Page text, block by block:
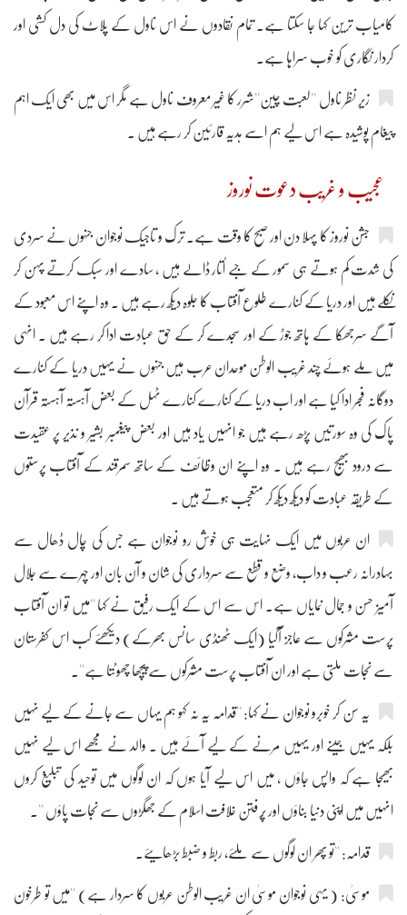
کامیاب ترین کہا جا سکتا ہے۔ تمام نقادوں نے اس ناول کے پلاٹ کی دل کشی اور
کردار نگاری کو خوب سراہا ہے۔
زیر نظر ناول ''لعبت چین''شرر کا غیر معروف ناول ہے مگر اس میں بھی ایک اہم
پیغام پوشیدہ ہے اس لیے ہم اسے ہدیہ قارئین کر رہے ہیں ۔
عجیب و غریب دعوت نوروز
جشن نوروز کا پہلا دن اور صبح کا وقت ہے۔ ترک و تاجیک نوجوان جنہوں نے سردی
کی شدت کم ہوتے ہی سمور کے جبے اُتار ڈالے ہیں ، سادے اور سبک کرتے پہن کر
نکلے ہیں اور دریا کے کنارے طلوع آفتاب کا جلوہ دیکھ رہے ہیں ۔ وہ اپنے اس معبود کے
آگے سرجھکا کے ہاتھ جوڑ کے اور سجدے کر کے حق عبادت ادا کر رہے ہیں ۔ انہی
میں ملے ہوئے چند غریب الوطن موحدان عرب ہیں جنہوں نے یہیں دریا کے کنارے
دوگانہ فجر ادا کیا ہے اور اب دریا کے کنارے کنارے ٹہل کے بعض آہستہ آہستہ قرآن
پاک کی وہ سورتیں پڑھ رہے ہیں جو انہیں یاد ہیں اور بعض پیغمبر بشیر و نذیر پر عقیدت
سے درود بھیج رہے ہیں ۔ وہ اپنے ان وظائف کے ساتھ سمرقند کے آفتاب پرستوں
کے طریقہ عبادت کو دیکھ دیکھ کر متعجب ہوتے ہیں ۔
ان عربوں میں ایک نہایت ہی خوش رو نوجوان ہے جس کی چال ڈھال سے
بہادرانہ رعب و داب، وضع و قطع سے سرداری کی شان و آن بان اور چہرے سے جلال
آمیز حسن و جمال نمایاں ہے۔ اس سے اس کے ایک رفیق نے کہا ''میں تو ان آفتاب
پرست مشرکوں سے عاجز آگیا (ایک ٹھنڈی سانس بھرکے) دیکھئے کب اس کفرستان
سے نجات ملتی ہے اور ان آفتاب پرست مشرکوں سے پیچھا چھوٹتا ہے''۔
یہ سن کر خوبرو نوجوان نے کہا: ''قدامہ یہ نہ کہو ہم یہاں سے جانے کے لیے نہیں
بلکہ یہیں جینے اور یہیں مرنے کے لیے آئے ہیں ۔ والد نے مجھے اس لیے نہیں
بھیجا ہے کہ واپس جاؤں ، میں اس لیے آیا ہوں کہ ان لوگوں میں توحید کی تبلیغ کروں
انہیں میں اپنی دنیا بناؤں اور پُرفتن خلافت اسلام کے جھگڑوں سے نجات پاؤں ''۔
قدامہ: ''تو پھر ان لوگوں سے ملئے، ربط و ضبط بڑھایئے۔
موسیٰ: ( یہی نوجوان موسیٰ ان غریب الوطن عربوں کا سردار ہے) ''میں تو طرخون